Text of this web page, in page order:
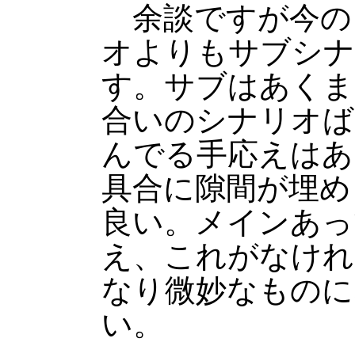
余談ですが今
オよりもサブシ
す。サブはあく
合いのシナリオ
んでる手応えは
具合に隙間が埋
良い。メインあ
え、これがなけ
なり微妙なもの
い。